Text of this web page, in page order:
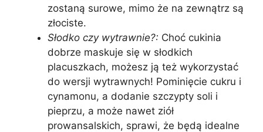
zostaną surowe, mimo że na zewnątrz są
złociste.
Słodko czy wytrawnie?: Choć cukinia
dobrze maskuje się w słodkich
placuszkach, możesz ją też wykorzystać
do wersji wytrawnych! Pominięcie cukru i
cynamonu, a dodanie szczypty soli i
pieprzu, a może nawet ziół
prowansalskich, sprawi, że będą idealne